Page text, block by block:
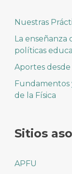
Nuestras
La enseñanza
políticas
Aportes
Fundamentos
de la Física
Sitios
APFU